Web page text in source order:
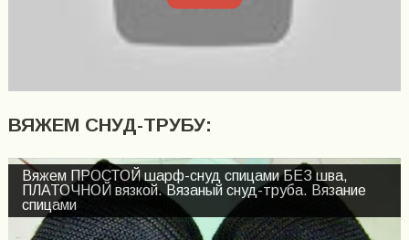
ВЯЖЕМ СНУД-ТРУБУ:
Вяжем ПРОСТОЙ шарф-снуд спицами БЕЗ шва,
ПЛАТОЧНОЙ вязкой. Вязаный снуд-труба. Вязание
спицами